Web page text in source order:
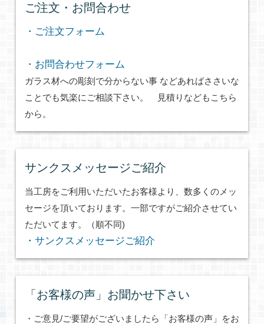
ご注文・お問合わせ
・ご注文フォーム
・お問合わせフォーム
ガラス材への彫刻で分からない事 などあればささいな
ことでも気楽にご相談下さい。 見積りなどもこちら
から。
サンクスメッセージご紹介
当工房をご利用いただいたお客様より、数多くのメッ
セージを頂いております。一部ですがご紹介させてい
ただいてます。（順不同)
・サンクスメッセージご紹介
「お客様の声」お聞かせ下さい
・ご意見/ご要望がございましたら「お客様の声」をお